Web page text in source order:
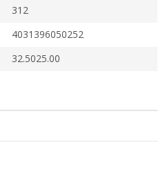
312
4031396050252
32.5025.00